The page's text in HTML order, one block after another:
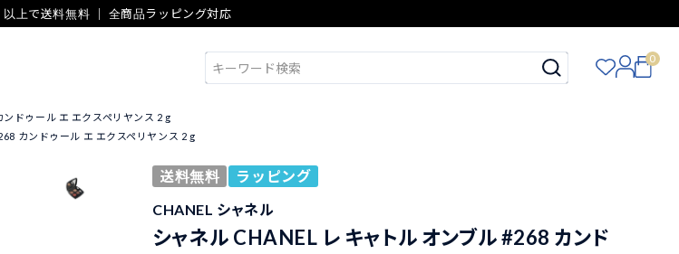
上で送料無料 ｜ 全商品ラッピング対応
0
ドゥール エ エクスペリヤンス 2 g
カンドゥール エ エクスペリヤンス 2 g
送料無料
ラッピング
CHANEL シャネル
シャネル CHANEL レ キャトル オンブル #268 カンド